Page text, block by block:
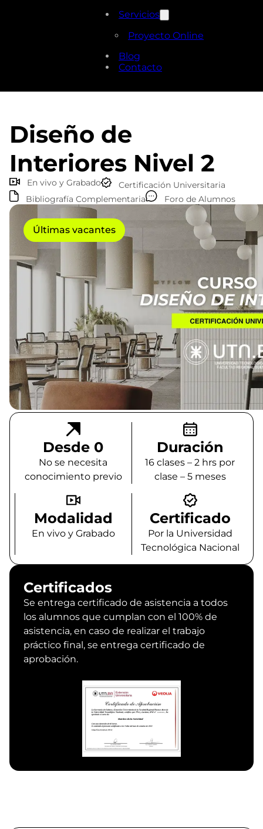
Servicios
Proyecto Online
Blog
Contacto
Diseño de
Interiores Nivel 2
En vivo y Grabado
Certificación Universitaria
Bibliografía Complementaria
Foro de Alumnos
Últimas vacantes
Desde 0
No se necesita
conocimiento previo
Duración
16 clases – 2 hrs por
clase – 5 meses
Modalidad
En vivo y Grabado
Certificado
Por la Universidad
Tecnológica Nacional
Certificados
Se entrega certificado de asistencia a todos
los alumnos que cumplan con el 100% de
asistencia, en caso de realizar el trabajo
práctico final, se entrega certificado de
aprobación.